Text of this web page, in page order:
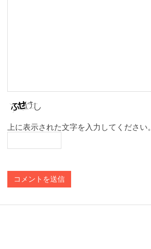
上に表示された文字を入力してください。